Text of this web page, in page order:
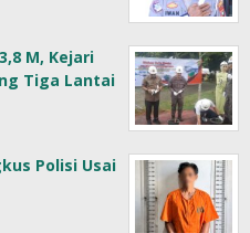
M, Kejari
Tiga Lantai
Polisi Usai